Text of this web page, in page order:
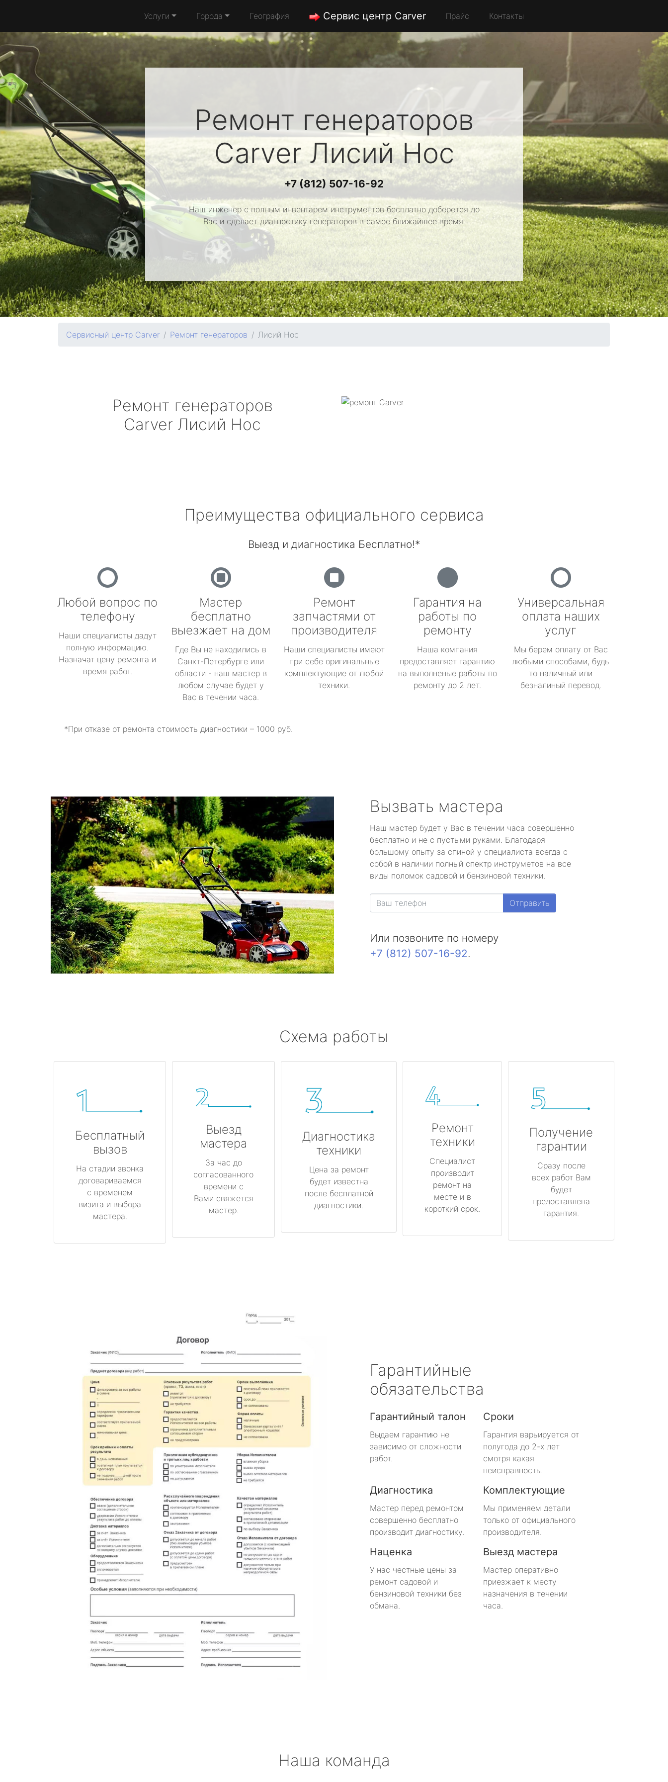
Услуги Города География Сервис центр Carver Прайс Контакты
Ремонт генераторов
CarverЛисий Нос
+7 (812) 507-16-92
Наш инженер с полным инвентарем инструментов бесплатно доберется до
Вас и сделает диагностику генераторов в самое ближайшее время.
Сервисный центр Carver Ремонт генераторов Лисий Нос
Ремонт генераторов
Carver Лисий Нос
Преимущества официального сервиса
Выезд и диагностика Бесплатно!*
Любой вопрос по
телефону
Наши специалисты дадут
полную информацию.
Назначат цену ремонта и
время работ.
Мастер
бесплатно
выезжает на дом
Где Вы не находились в
Санкт-Петербурге или
области - наш мастер в
любом случае будет у
Вас в течении часа.
Ремонт
запчастями от
производителя
Наши специалисты имеют
при себе оригинальные
комплектующие от любой
техники.
Гарантия на
работы по
ремонту
Наша компания
предоставляет гарантию
на выполненые работы по
ремонту до 2 лет.
Универсальная
оплата наших
услуг
Мы берем оплату от Вас
любыми способами, будь
то наличный или
безналиный перевод.
*При отказе от ремонта стоимость диагностики – 1000 руб.
Вызвать мастера
Наш мастер будет у Вас в течении часа совершенно
бесплатно и не с пустыми руками. Благодаря
большому опыту за спиной у специалиста всегда с
собой в наличии полный спектр инструметов на все
виды поломок садовой и бензиновой техники.
Отправить
Или позвоните по номеру
+7 (812) 507-16-92.
Схема работы
Бесплатный
вызов
На стадии звонка
договариваемся
с временем
визита и выбора
мастера.
Выезд
мастера
За час до
согласованного
времени с
Вами свяжется
мастер.
Диагностика
техники
Цена за ремонт
будет известна
после бесплатной
диагностики.
Ремонт
техники
Специалист
производит
ремонт на
месте и в
короткий срок.
Получение
гарантии
Сразу после
всех работ Вам
будет
предоставлена
гарантия.
Гарантийные
обязательства
Гарантийный талон
Выдаем гарантию не
зависимо от сложности
работ.
Сроки
Гарантия варьируется от
полугода до 2-х лет
смотря какая
неисправность.
Диагностика
Мастер перед ремонтом
совершенно бесплатно
производит диагностику.
Комплектующие
Мы применяем детали
только от официального
производителя.
Наценка
У нас честные цены за
ремонт садовой и
бензиновой техники без
обмана.
Выезд мастера
Мастер оперативно
приезжает к месту
назначения в течении
часа.
Наша команда